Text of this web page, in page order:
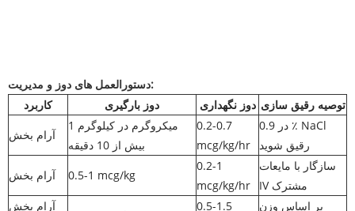
دستورالعمل های دوز و مدیریت:
کاربرد
دوز بارگیری دوز نگهداری توصیه رقیق سازی
آرام بخش
1 میکروگرم در کیلوگرم
بیش از 10 دقیقه
0.2-0.7
mcg/kg/hr
در 0.9 ٪ NaCl
رقیق شوید
آرام بخش
0.5-1 mcg/kg
0.2-1
mcg/kg/hr
سازگار با مایعات
IV مشترک
آرام بخش
0.5-1.5
بر اساس وزن